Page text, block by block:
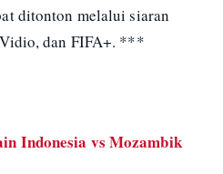
ditonton melalui siaran
dan FIFA+. ***
Indonesia vs Mozambik